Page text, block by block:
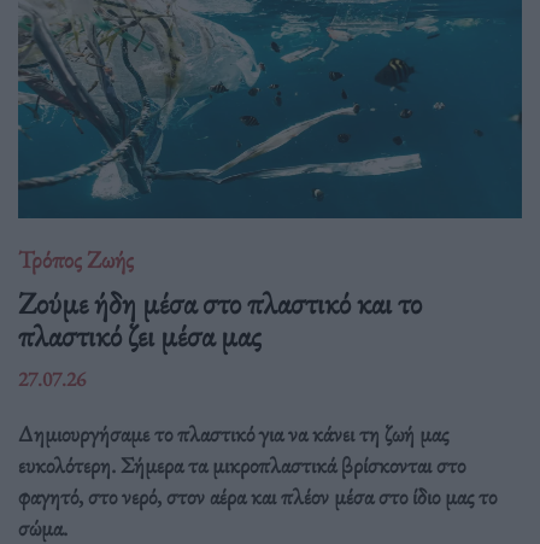
Τρόπος Ζωής
Ζούμε ήδη μέσα στο πλαστικό και το
πλαστικό ζει μέσα μας
27.07.26
Δημιουργήσαμε το πλαστικό για να κάνει τη ζωή μας
ευκολότερη. Σήμερα τα μικροπλαστικά βρίσκονται στο
φαγητό, στο νερό, στον αέρα και πλέον μέσα στο ίδιο μας το
σώμα.